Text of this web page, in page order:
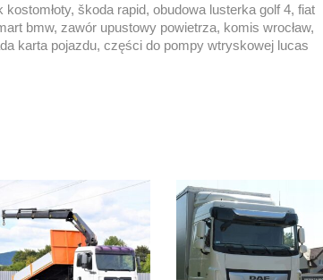
škoda rapid, obudowa lusterka golf 4, fiat
bmw, zawór upustowy powietrza, komis wrocław,
karta pojazdu, części do pompy wtryskowej lucas